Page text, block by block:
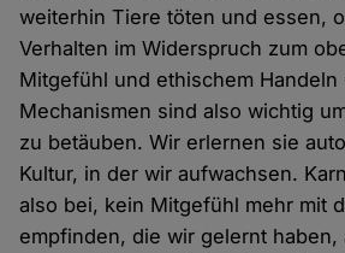
weiterhin Tiere töten und essen,
Verhalten im Widerspruch zum
Mitgefühl und ethischem Handeln
Mechanismen sind also wichtig
zu betäuben. Wir erlernen sie
Kultur, in der wir aufwachsen.
also bei, kein Mitgefühl mehr mit
empfinden, die wir gelernt haben,